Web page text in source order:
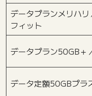
データプランメリハ
フィット
データプラン50GB＋
データ定額50GBプラ